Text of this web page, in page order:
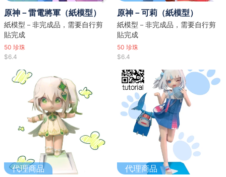
原神－雷電將軍（紙模型）
紙模型－非完成品，需要自行剪
貼完成
50 珍珠
$6.4
原神－可莉（紙模型）
紙模型－非完成品，需要自行剪
貼完成
50 珍珠
$6.4
代理商品
代理商品